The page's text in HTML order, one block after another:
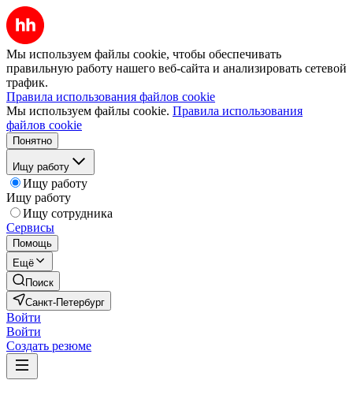
Мы используем файлы cookie, чтобы обеспечивать
правильную работу нашего веб-сайта и анализировать сетевой
трафик.
Правила использования файлов cookie
Мы используем файлы cookie. Правила использования
файлов cookie
Понятно
Ищу работу
Ищу работу
Ищу работу
Ищу сотрудника
Сервисы
Помощь
Ещё
Поиск
Санкт-Петербург
Войти
Войти
Создать резюме